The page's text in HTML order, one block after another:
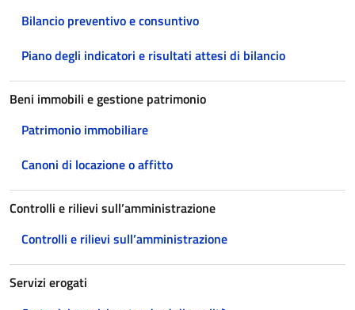
Bilancio preventivo e consuntivo
Piano degli indicatori e risultati attesi di bilancio
Beni immobili e gestione patrimonio
Patrimonio immobiliare
Canoni di locazione o affitto
Controlli e rilievi sull’amministrazione
Controlli e rilievi sull’amministrazione
Servizi erogati